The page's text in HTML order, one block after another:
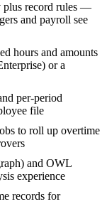
plus record rules —
and payroll see
hours and amounts
or a
per-period
file
to roll up overtime
and OWL
experience
records for